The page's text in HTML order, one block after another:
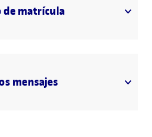
matrícula
mensajes